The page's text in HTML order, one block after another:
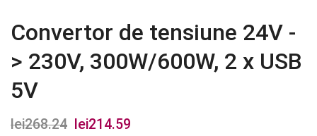
Convertor de tensiune 24V -
> 230V, 300W/600W, 2 x USB
5V
lei268.24
Prețul
lei214.59